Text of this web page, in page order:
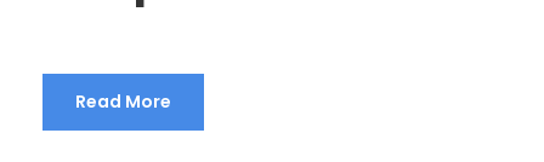
Read More